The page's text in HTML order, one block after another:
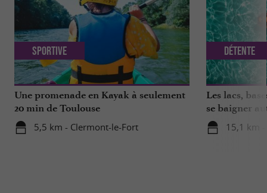
Une promenade en Kayak à seulement
20 min de Toulouse
5,5 km - Clermont-le-Fort
Sportive
Les lacs,
se baigner
15,1 km
Détente